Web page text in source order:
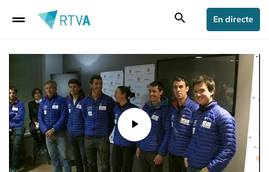
drag_handle search En directe